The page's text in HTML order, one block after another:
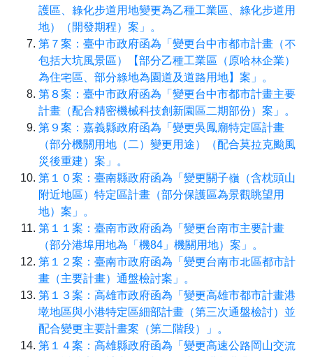
護區、綠化步道用地變更為乙種工業區、綠化步道用
地）（開發期程）案」。
第７案：臺中市政府函為「變更台中市都市計畫（不
包括大坑風景區）【部分乙種工業區（原哈林企業）
為住宅區、部分綠地為園道及道路用地】案」。
第８案：臺中市政府函為「變更台中市都市計畫主要
計畫（配合精密機械科技創新園區二期部份）案」。
第９案：嘉義縣政府函為「變更吳鳳廟特定區計畫
（部分機關用地（二）變更用途）（配合莫拉克颱風
災後重建）案」。
第１０案：臺南縣政府函為「變更關子嶺（含枕頭山
附近地區）特定區計畫（部分保護區為景觀眺望用
地）案」。
第１１案：臺南市政府函為「變更台南市主要計畫
（部分港埠用地為「機84」機關用地）案」。
第１２案：臺南市政府函為「變更台南市北區都市計
畫（主要計畫）通盤檢討案」。
第１３案：高雄市政府函為「變更高雄市都市計畫港
墘地區與小港特定區細部計畫（第三次通盤檢討）並
配合變更主要計畫案（第二階段）」。
第１４案：高雄縣政府函為「變更高速公路岡山交流